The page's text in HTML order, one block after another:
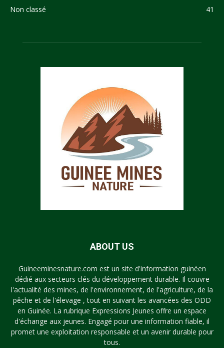
Non classé
41
ABOUT US
Guineeminesnature.com est un site d'information guinéen
dédié aux secteurs clés du développement durable. Il couvre
l'actualité des mines, de l'environnement, de l'agriculture, de la
pêche et de l'élevage , tout en suivant les avancées des ODD
en Guinée. La rubrique Expressions Jeunes offre un espace
d'échange aux jeunes. Engagé pour une information fiable, il
promet une exploitation responsable et un avenir durable pour
tous.